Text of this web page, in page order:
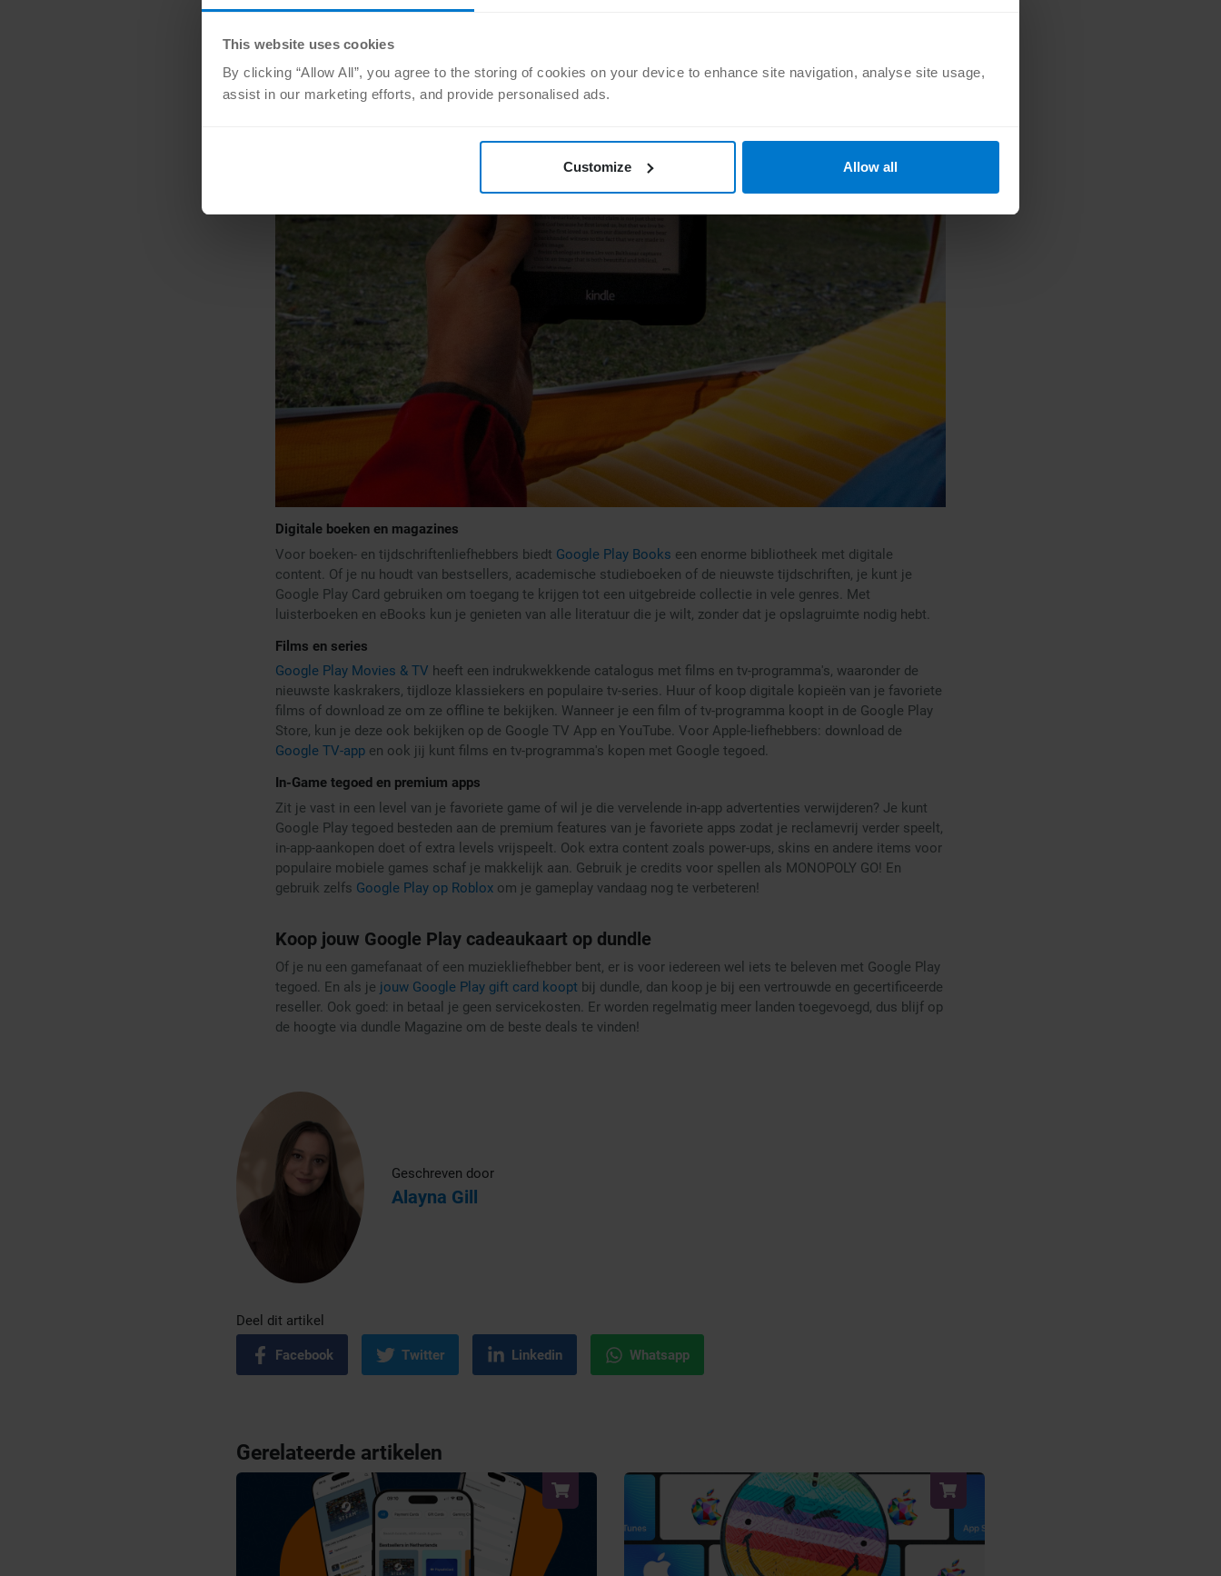
This website uses cookies
By clicking “Allow All”, you agree to the storing of cookies on your device to enhance site navigation, analyse site usage,
assist in our marketing efforts, and provide personalised ads.
Customize Allow all
Digitale boeken en magazines
Voor boeken- en tijdschriftenliefhebbers biedt Google Play Books een enorme bibliotheek met digitale
content. Of je nu houdt van bestsellers, academische studieboeken of de nieuwste tijdschriften, je kunt je
Google Play Card gebruiken om toegang te krijgen tot een uitgebreide collectie in vele genres. Met
luisterboeken en eBooks kun je genieten van alle literatuur die je wilt, zonder dat je opslagruimte nodig hebt.
Films en series
Google Play Movies & TV heeft een indrukwekkende catalogus met films en tv-programma's, waaronder de
nieuwste kaskrakers, tijdloze klassiekers en populaire tv-series. Huur of koop digitale kopieën van je favoriete
films of download ze om ze offline te bekijken. Wanneer je een film of tv-programma koopt in de Google Play
Store, kun je deze ook bekijken op de Google TV App en YouTube. Voor Apple-liefhebbers: download de
Google TV-appen ook jij kunt films en tv-programma's kopen met Google tegoed.
In-Game tegoed en premium apps
Zit je vast in een level van je favoriete game of wil je die vervelende in-app advertenties verwijderen? Je kunt
Google Play tegoed besteden aan de premium features van je favoriete apps zodat je reclamevrij verder speelt,
in-app-aankopen doet of extra levels vrijspeelt. Ook extra content zoals power-ups, skins en andere items voor
populaire mobiele games schaf je makkelijk aan. Gebruik je credits voor spellen als MONOPOLY GO! En
gebruik zelfs Google Play op Robloxom je gameplay vandaag nog te verbeteren!
Koop jouw Google Play cadeaukaart op dundle
Of je nu een gamefanaat of een muziekliefhebber bent, er is voor iedereen wel iets te beleven met Google Play
tegoed. En als je jouw Google Play gift card koopt bij dundle, dan koop je bij een vertrouwde en gecertificeerde
reseller. Ook goed: in betaal je geen servicekosten. Er worden regelmatig meer landen toegevoegd, dus blijf op
de hoogte via dundle Magazine om de beste deals te vinden!
Geschreven door
Alayna Gill
Deel dit artikel
Facebook Twitter Linkedin Whatsapp
Gerelateerde artikelen